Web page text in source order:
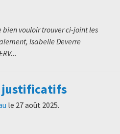
bien vouloir trouver ci-joint les
Isabelle Deverre
justificatifs
le 27 août 2025.